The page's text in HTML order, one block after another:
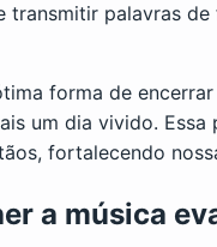
transmitir palavras
forma de
um dia vivido.
fortalecendo
a música